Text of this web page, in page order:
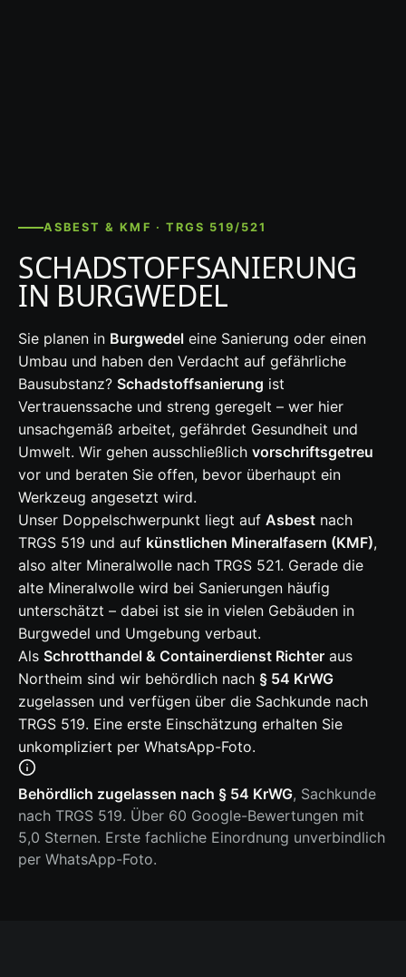
ASBEST & KMF · TRGS 519/521
SCHADSTOFFSANIERUNG
IN BURGWEDEL
Sie planen in Burgwedel eine Sanierung oder einen
Umbau und haben den Verdacht auf gefährliche
Bausubstanz? Schadstoffsanierung ist
Vertrauenssache und streng geregelt – wer hier
unsachgemäß arbeitet, gefährdet Gesundheit und
Umwelt. Wir gehen ausschließlich vorschriftsgetreu
vor und beraten Sie offen, bevor überhaupt ein
Werkzeug angesetzt wird.
Unser Doppelschwerpunkt liegt auf Asbest nach
TRGS 519 und auf künstlichen Mineralfasern (KMF),
also alter Mineralwolle nach TRGS 521. Gerade die
alte Mineralwolle wird bei Sanierungen häufig
unterschätzt – dabei ist sie in vielen Gebäuden in
Burgwedel und Umgebung verbaut.
Als Schrotthandel & Containerdienst Richter aus
Northeim sind wir behördlich nach § 54 KrWG
zugelassen und verfügen über die Sachkunde nach
TRGS 519. Eine erste Einschätzung erhalten Sie
unkompliziert per WhatsApp-Foto.
Behördlich zugelassen nach § 54 KrWG, Sachkunde
nach TRGS 519. Über 60 Google-Bewertungen mit
5,0 Sternen. Erste fachliche Einordnung unverbindlich
per WhatsApp-Foto.